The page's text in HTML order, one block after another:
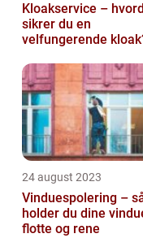
Kloakservice –
sikrer du en
velfungerende
24 august 2023
Vinduespolering –
holder du dine
flotte og rene